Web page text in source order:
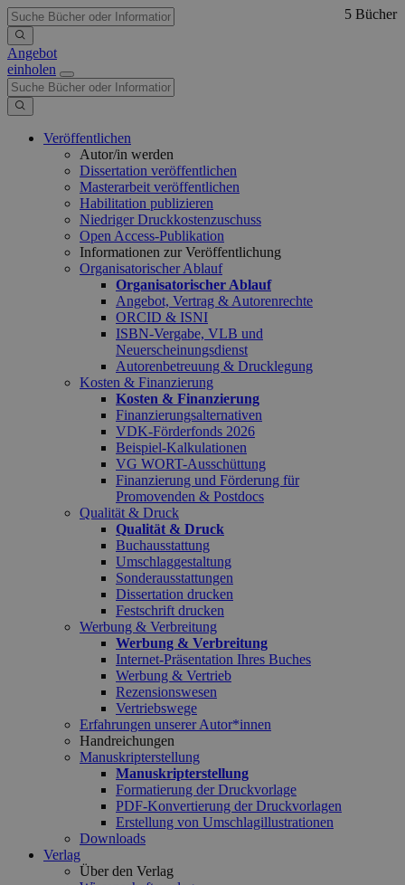
Angebot
einholen
Veröffentlichen
Autor/in werden
Dissertation veröffentlichen
Masterarbeit veröffentlichen
Habilitation publizieren
Niedriger Druckkostenzuschuss
Open Access-Publikation
Informationen zur Veröffentlichung
Organisatorischer Ablauf
Organisatorischer Ablauf
Angebot, Vertrag & Autorenrechte
ORCID & ISNI
ISBN-Vergabe, VLB und
Neuerscheinungsdienst
Autorenbetreuung & Drucklegung
Kosten & Finanzierung
Kosten & Finanzierung
Finanzierungsalternativen
VDK-Förderfonds 2026
Beispiel-Kalkulationen
VG WORT-Ausschüttung
Finanzierung und Förderung für
Promovenden & Postdocs
Qualität & Druck
Qualität & Druck
Buchausstattung
Umschlaggestaltung
Sonderausstattungen
Dissertation drucken
Festschrift drucken
Werbung & Verbreitung
Werbung & Verbreitung
Internet-Präsentation Ihres Buches
Werbung & Vertrieb
Rezensionswesen
Vertriebswege
Erfahrungen unserer Autor*innen
Handreichungen
Manuskripterstellung
Manuskripterstellung
Formatierung der Druckvorlage
PDF-Konvertierung der Druckvorlagen
Erstellung von Umschlagillustrationen
Downloads
Verlag
Über den Verlag
5 Bücher